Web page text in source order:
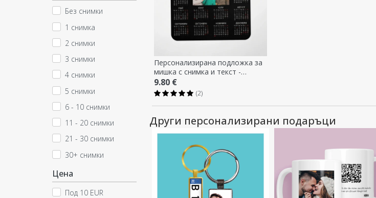
Без снимки
1 снимка
2 снимки
3 снимки
4 снимки
5 снимки
6 - 10 снимки
11 - 20 снимки
21 - 30 снимки
30+ снимки
Цена
Под 10 EUR
Персонализирана подложка за
мишка с снимка и текст -
Календар
9.80 €
(2)
Други персонализирани подаръци